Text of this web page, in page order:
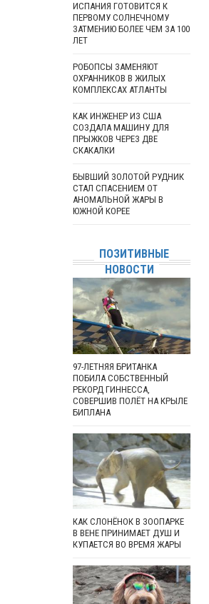
ИСПАНИЯ ГОТОВИТСЯ К
ПЕРВОМУ СОЛНЕЧНОМУ
ЗАТМЕНИЮ БОЛЕЕ ЧЕМ ЗА 100
ЛЕТ
РОБОПСЫ ЗАМЕНЯЮТ
ОХРАННИКОВ В ЖИЛЫХ
КОМПЛЕКСАХ АТЛАНТЫ
КАК ИНЖЕНЕР ИЗ США
СОЗДАЛА МАШИНУ ДЛЯ
ПРЫЖКОВ ЧЕРЕЗ ДВЕ
СКАКАЛКИ
БЫВШИЙ ЗОЛОТОЙ РУДНИК
СТАЛ СПАСЕНИЕМ ОТ
АНОМАЛЬНОЙ ЖАРЫ В
ЮЖНОЙ КОРЕЕ
ПОЗИТИВНЫЕ
НОВОСТИ
97-ЛЕТНЯЯ БРИТАНКА
ПОБИЛА СОБСТВЕННЫЙ
РЕКОРД ГИННЕССА,
СОВЕРШИВ ПОЛЁТ НА КРЫЛЕ
БИПЛАНА
КАК СЛОНЁНОК В ЗООПАРКЕ
В ВЕНЕ ПРИНИМАЕТ ДУШ И
КУПАЕТСЯ ВО ВРЕМЯ ЖАРЫ